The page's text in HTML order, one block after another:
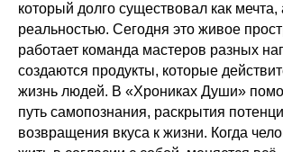
который долго существовал как мечта,
реальностью. Сегодня это живое
работает команда мастеров разных
создаются продукты, которые
жизнь людей. В «Хрониках Души»
путь самопознания, раскрытия
возвращения вкуса к жизни. Когда